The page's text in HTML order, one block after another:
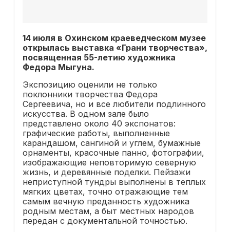
14 июля в Охинском краеведческом музее
открылась выставка «Грани творчества»,
посвященная 55-летию художника
Федора Мыгуна.
Экспозицию оценили не только
поклонники творчества Федора
Сергеевича, но и все любители подлинного
искусства. В одном зале было
представлено около 40 экспонатов:
графические работы, выполненные
карандашом, сангиной и углем, бумажные
орнаменты, красочные панно, фотографии,
изображающие неповторимую северную
жизнь, и деревянные поделки. Пейзажи
неприступной тундры выполнены в теплых
мягких цветах, точно отражающие тем
самым вечную преданность художника
родным местам, а быт местных народов
передан с документальной точностью.